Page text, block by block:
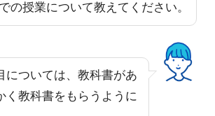
の授業について教えてください。
については、教科書があ
く教科書をもらうように